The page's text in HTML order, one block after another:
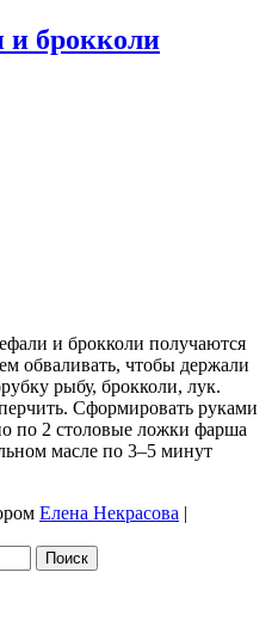
и брокколи
и брокколи получаются
обваливать, чтобы держали
рыбу, брокколи, лук.
Сформировать руками
по 2 столовые ложки фарша
масле по 3–5 минут
Елена Некрасова |